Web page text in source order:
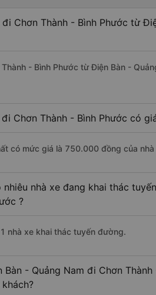
đi Chơn Thành - Bình Phước từ
Thành - Bình Phước từ Điện Bàn -
Chơn Thành - Bình Phước có
có mức giá là 750.000 đồng của
nhiêu nhà xe đang khai thác
?
nhà xe khai thác tuyến đường.
Bàn - Quảng Nam đi Chơn